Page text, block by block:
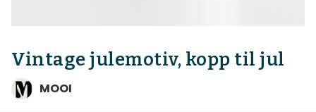
Vintage julemotiv, kopp til jul
MOOI